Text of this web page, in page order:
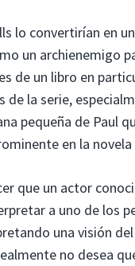
lo convertirían en
un archienemigo
de un libro en
la serie,
pequeña de Paul
en la novela
que un actor
a uno de los
una visión
no desea